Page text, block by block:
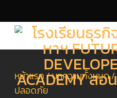
content
หน้าแรก /บทความทั้งหมด/
ปลอดภัย